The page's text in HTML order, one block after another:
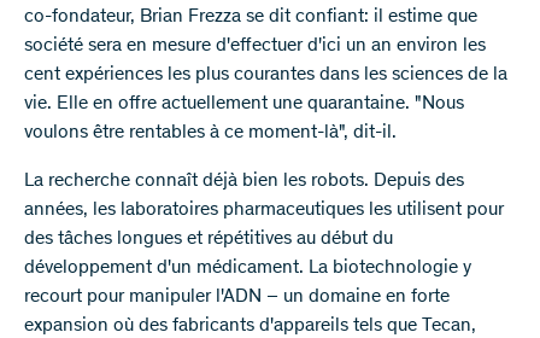
co-fondateur, Brian Frezza se dit confiant: il estime que
société sera en mesure d'effectuer d'ici un an environ les
cent expériences les plus courantes dans les sciences de la
vie. Elle en offre actuellement une quarantaine. "Nous
voulons être rentables à ce moment-là", dit-il.
La recherche connaît déjà bien les robots. Depuis des
années, les laboratoires pharmaceutiques les utilisent pour
des tâches longues et répétitives au début du
développement d'un médicament. La biotechnologie y
recourt pour manipuler l'ADN – un domaine en forte
expansion où des fabricants d'appareils tels que Tecan,